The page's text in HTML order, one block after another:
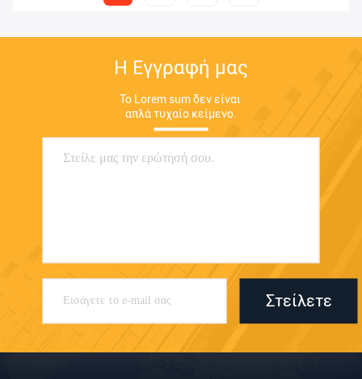
Η Εγγραφή μας
Το Lorem sum δεν είναι
απλά τυχαίο κείμενο.
Στείλετε